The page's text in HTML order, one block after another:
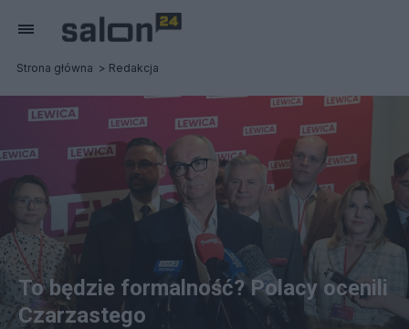
Strona główna Redakcja
To będzie formalność? Polacy ocenili
Czarzastego